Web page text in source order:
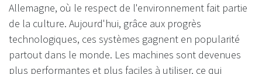
Allemagne, où le respect de l'environnement fait partie
de la culture. Aujourd'hui, grâce aux progrès
technologiques, ces systèmes gagnent en popularité
partout dans le monde. Les machines sont devenues
plus performantes et plus faciles à utiliser, ce qui